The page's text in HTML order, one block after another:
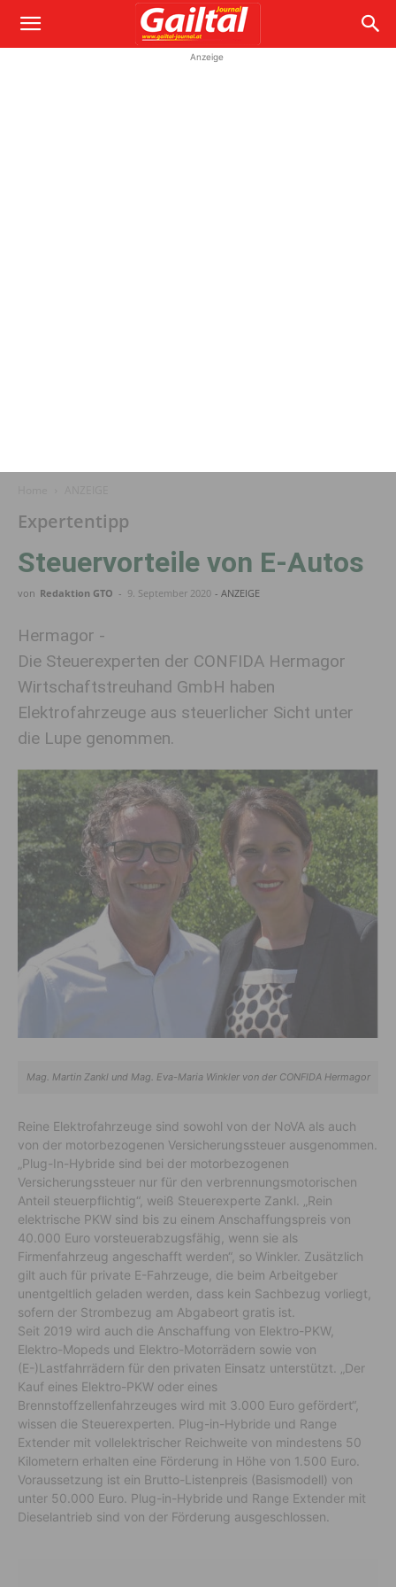
Anzeige
Expertentipp
Steuervorteile von E-Autos
von Redaktion GTO - 9. September 2020 - ANZEIGE
Hermagor -
Die Steuerexperten der CONFIDA Hermagor
Wirtschaftstreuhand GmbH haben
Elektrofahrzeuge aus steuerlicher Sicht unter
die Lupe genommen.
Mag. Martin Zankl und Mag. Eva-Maria Winkler von der CONFIDA Hermagor
Reine Elektrofahrzeuge sind sowohl von der NoVA als auch
von der motorbezogenen Versicherungssteuer ausgenommen.
„Plug-In-Hybride sind bei der motorbezogenen
Versicherungssteuer nur für den verbrennungsmotorischen
Anteil steuerpflichtig“, weiß Steuerexperte Zankl. „Rein
elektrische PKW sind bis zu einem Anschaffungspreis von
40.000 Euro vorsteuerabzugsfähig, wenn sie als
Firmenfahrzeug angeschafft werden“, so Winkler. Zusätzlich
gilt auch für private E-Fahrzeuge, die beim Arbeitgeber
unentgeltlich geladen werden, dass kein Sachbezug vorliegt,
sofern der Strombezug am Abgabeort gratis ist.
Seit 2019 wird auch die Anschaffung von Elektro-PKW,
Elektro-Mopeds und Elektro-Motorrädern sowie von
(E-)Lastfahrrädern für den privaten Einsatz unterstützt. „Der
Kauf eines Elektro-PKW oder eines
Brennstoffzellenfahrzeuges wird mit 3.000 Euro gefördert“,
wissen die Steuerexperten. Plug-in-Hybride und Range
Extender mit vollelektrischer Reichweite von mindestens 50
Kilometern erhalten eine Förderung in Höhe von 1.500 Euro.
Voraussetzung ist ein Brutto-Listenpreis (Basismodell) von
unter 50.000 Euro. Plug-in-Hybride und Range Extender mit
Dieselantrieb sind von der Förderung ausgeschlossen.